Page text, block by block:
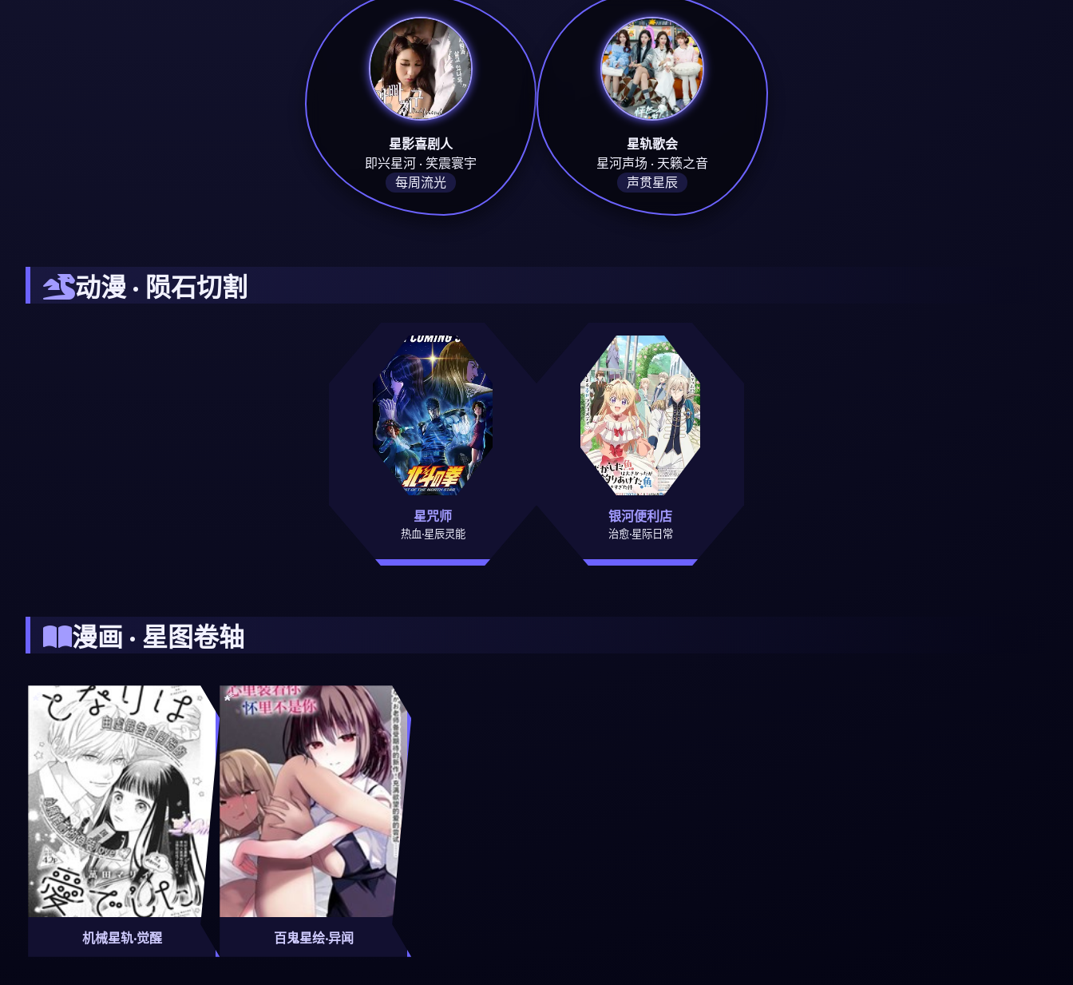
星影喜剧人
即兴星河 · 笑震寰宇
每周流光
星轨歌会
星河声场 · 天籁之音
声贯星辰
动漫 · 陨石切割
星咒师
热血·星辰灵能
银河便利店
治愈·星际日常
漫画 · 星图卷轴
机械星轨·觉醒 百鬼星绘·异闻